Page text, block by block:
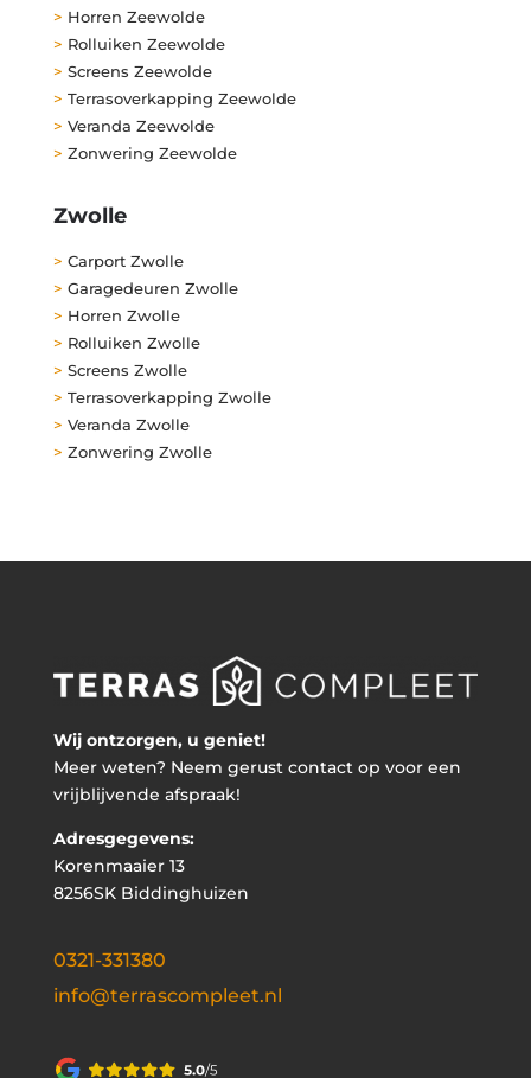
> Horren Zeewolde
> Rolluiken Zeewolde
> Screens Zeewolde
> Terrasoverkapping Zeewolde
> Veranda Zeewolde
> Zonwering Zeewolde
Zwolle
> Carport Zwolle
> Garagedeuren Zwolle
> Horren Zwolle
> Rolluiken Zwolle
> Screens Zwolle
> Terrasoverkapping Zwolle
> Veranda Zwolle
> Zonwering Zwolle
Wij ontzorgen, u geniet!
Meer weten? Neem gerust contact op voor een
vrijblijvende afspraak!
Adresgegevens:
Korenmaaier 13
8256SK Biddinghuizen
0321-331380
info@terrascompleet.nl